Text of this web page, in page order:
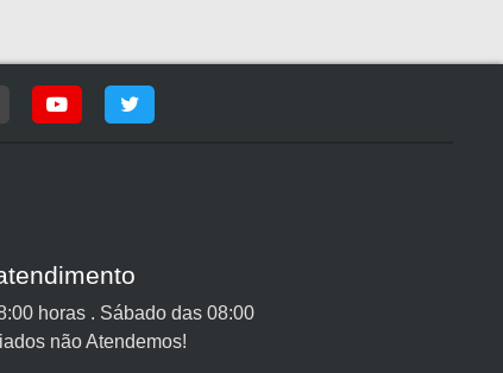
horas . Sábado das 08:00
não Atendemos!